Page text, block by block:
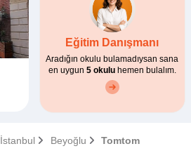
Eğitim Danışmanı
Aradığın okulu bulamadıysan sana
en uygun 5 okuluhemen bulalım.
İstanbul Beyoğlu Tomtom